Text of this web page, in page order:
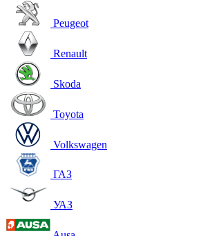
Peugeot
Renault
Skoda
Toyota
Volkswagen
ГАЗ
УАЗ